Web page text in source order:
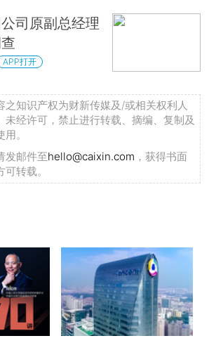
司原副总经理
APP打开
之知识产权为财新传媒及/或相关权利人
未经许可，禁止进行转载、摘编、复制及
。
发邮件至hello@caixin.com ，获得书面
转载。